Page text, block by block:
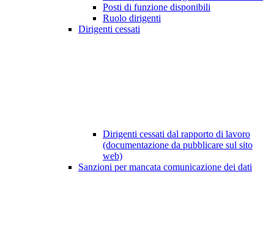
Posti di funzione disponibili
Ruolo dirigenti
Dirigenti cessati
Dirigenti cessati dal rapporto di lavoro
(documentazione da pubblicare sul sito
web)
Sanzioni per mancata comunicazione dei dati